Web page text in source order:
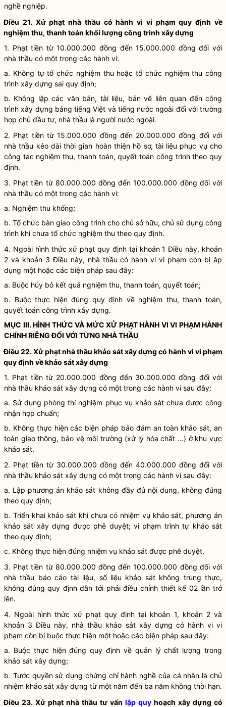
nghề nghiệp.
Điều 21. Xử phạt nhà thầu có hành vi vi phạm quy định về
nghiệm thu, thanh toán khối lượng công trình xây dựng
1. Phạt tiền từ 10.000.000 đồng đến 15.000.000 đồng đối với
nhà thầu có một trong các hành vi:
a. Không tự tổ chức nghiệm thu hoặc tổ chức nghiệm thu công
trình xây dựng sai quy định;
b. Không lập các văn bản, tài liệu, bản vẽ liên quan đến công
trình xây dựng bằng tiếng Việt và tiếng nước ngoài đối với trường
hợp chủ đầu tư, nhà thầu là người nước ngoài.
2. Phạt tiền từ 15.000.000 đồng đến 20.000.000 đồng đối với
nhà thầu kéo dài thời gian hoàn thiện hồ sơ, tài liệu phục vụ cho
công tác nghiệm thu, thanh toán, quyết toán công trình theo quy
định.
3. Phạt tiền từ 80.000.000 đồng đến 100.000.000 đồng đối với
nhà thầu có một trong các hành vi:
a. Nghiệm thu khống;
b. Tổ chức bàn giao công trình cho chủ sở hữu, chủ sử dụng công
trình khi chưa tổ chức nghiệm thu theo quy định.
4. Ngoài hình thức xử phạt quy định tại khoản 1 Điều này, khoản
2 và khoản 3 Điều này, nhà thầu có hành vi vi phạm còn bị áp
dụng một hoặc các biện pháp sau đây:
a. Buộc hủy bỏ kết quả nghiệm thu, thanh toán, quyết toán;
b. Buộc thực hiện đúng quy định về nghiệm thu, thanh toán,
quyết toán công trình xây dựng.
MỤC III. HÌNH THỨC VÀ MỨC XỬ PHẠT HÀNH VI VI PHẠM HÀNH
CHÍNH RIÊNG ĐỐI VỚI TỪNG NHÀ THẦU
Điều 22. Xử phạt nhà thầu khảo sát xây dựng có hành vi vi phạm
quy định về khảo sát xây dựng
1. Phạt tiền từ 20.000.000 đồng đến 30.000.000 đồng đối với
nhà thầu khảo sát xây dựng có một trong các hành vi sau đây:
a. Sử dụng phòng thí nghiệm phục vụ khảo sát chưa được công
nhận hợp chuẩn;
b. Không thực hiện các biện pháp bảo đảm an toàn khảo sát, an
toàn giao thông, bảo vệ môi trường (xử lý hóa chất …) ở khu vực
khảo sát.
2. Phạt tiền từ 30.000.000 đồng đến 40.000.000 đồng đối với
nhà thầu khảo sát xây dựng có một trong các hành vi sau đây:
a. Lập phương án khảo sát không đầy đủ nội dung, không đúng
theo quy định;
b. Triển khai khảo sát khi chưa có nhiệm vụ khảo sát, phương án
khảo sát xây dựng được phê duyệt; vi phạm trình tự khảo sát
theo quy định;
c. Không thực hiện đúng nhiệm vụ khảo sát được phê duyệt.
3. Phạt tiền từ 80.000.000 đồng đến 100.000.000 đồng đối với
nhà thầu báo cáo tài liệu, số liệu khảo sát không trung thực,
không đúng quy định dẫn tới phải điều chỉnh thiết kế 02 lần trở
lên.
4. Ngoài hình thức xử phạt quy định tại khoản 1, khoản 2 và
khoản 3 Điều này, nhà thầu khảo sát xây dựng có hành vi vi
phạm còn bị buộc thực hiện một hoặc các biện pháp sau đây:
a. Buộc thực hiện đúng quy định về quản lý chất lượng trong
khảo sát xây dựng;
b. Tước quyềnsử dụng chứng chỉ hành nghề của cá nhân là chủ
nhiệm khảo sát xây dựng từ một năm đến ba năm không thời hạn.
Điều 23. Xử phạt nhà thầu tư vấn lập quy hoạch xây dựng có